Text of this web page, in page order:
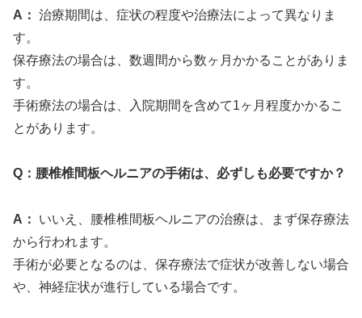
A： 治療期間は、症状の程度や治療法によって異なりま
す。
保存療法の場合は、数週間から数ヶ月かかることがありま
す。
手術療法の場合は、入院期間を含めて1ヶ月程度かかるこ
とがあります。
Q：腰椎椎間板ヘルニアの手術は、必ずしも必要ですか？
A：
いいえ、腰椎椎間板ヘルニアの治療は、まず保存療法
から行われます。
手術が必要となるのは、保存療法で症状が改善しない場合
や、神経症状が進行している場合です。